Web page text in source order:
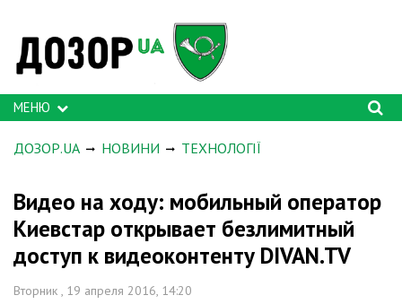
МЕНЮ
ДОЗОР.UA НОВИНИ ТЕХНОЛОГІЇ
Видео на ходу: мобильный оператор
Киевстар открывает безлимитный
доступ к видеоконтенту DIVAN.TV
Вторник , 19 апреля 2016, 14:20